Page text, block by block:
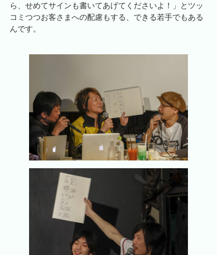
ら、せめてサインも書いてあげてくださいよ！」とツッ
コミつつお客さまへの配慮もする、できる若手でもある
んです。